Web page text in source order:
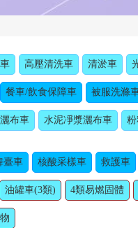
高壓清洗車 清淤車
餐車/飲食保障車 被服洗滌
布車 水泥凈漿灑布車
臺車 核酸采樣車 救護車
油罐車(3類) 4類易燃固體